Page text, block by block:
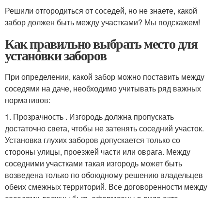
Решили отгородиться от соседей, но не знаете, какой
забор должен быть между участками? Мы подскажем!
Как правильно выбрать место для
установки заборов
При определении, какой забор можно поставить между
соседями на даче, необходимо учитывать ряд важных
нормативов:
1. Прозрачность . Изгородь должна пропускать
достаточно света, чтобы не затенять соседний участок.
Установка глухих заборов допускается только со
стороны улицы, проезжей части или оврага. Между
соседними участками такая изгородь может быть
возведена только по обоюдному решению владельцев
обеих смежных территорий. Все договоренности между